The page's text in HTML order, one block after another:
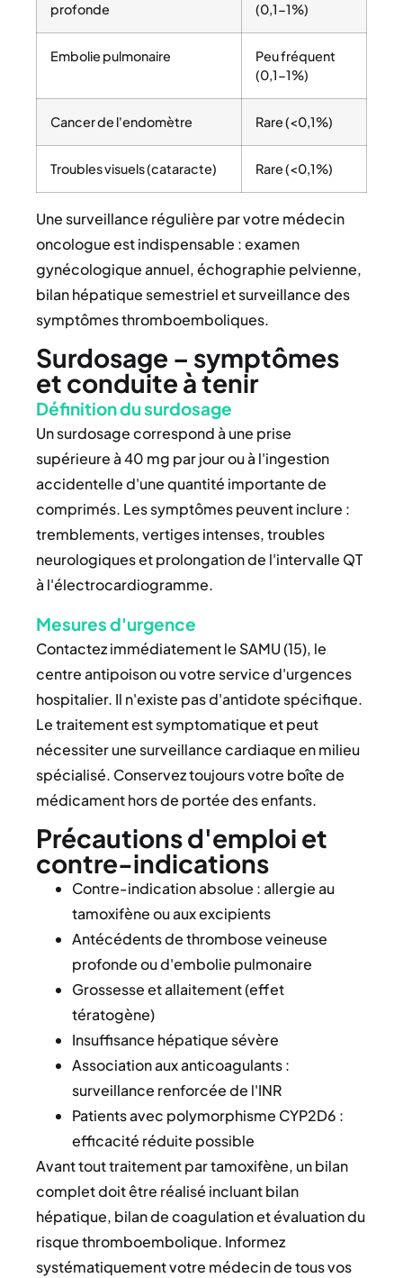
profonde (0,1-1%)
Embolie pulmonaire
Peu fréquent
(0,1-1%)
Cancer de l'endomètre Rare (<0,1%)
Troubles visuels (cataracte) Rare (<0,1%)
Une surveillance régulière par votre médecin
oncologue est indispensable : examen
gynécologique annuel, échographie pelvienne,
bilan hépatique semestriel et surveillance des
symptômes thromboemboliques.
Surdosage – symptômes
et conduite à tenir
Définition du surdosage
Un surdosage correspond à une prise
supérieure à 40 mg par jour ou à l'ingestion
accidentelle d'une quantité importante de
comprimés. Les symptômes peuvent inclure :
tremblements, vertiges intenses, troubles
neurologiques et prolongation de l'intervalle QT
à l'électrocardiogramme.
Mesures d'urgence
Contactez immédiatement le SAMU (15), le
centre antipoison ou votre service d'urgences
hospitalier. Il n'existe pas d'antidote spécifique.
Le traitement est symptomatique et peut
nécessiter une surveillance cardiaque en milieu
spécialisé. Conservez toujours votre boîte de
médicament hors de portée des enfants.
Précautions d'emploi et
contre-indications
Contre-indication absolue : allergie au
tamoxifène ou aux excipients
Antécédents de thrombose veineuse
profonde ou d'embolie pulmonaire
Grossesse et allaitement (effet
tératogène)
Insuffisance hépatique sévère
Association aux anticoagulants :
surveillance renforcée de l'INR
Patients avec polymorphisme CYP2D6 :
efficacité réduite possible
Avant tout traitement par tamoxifène, un bilan
complet doit être réalisé incluant bilan
hépatique, bilan de coagulation et évaluation du
risque thromboembolique. Informez
systématiquement votre médecin de tous vos